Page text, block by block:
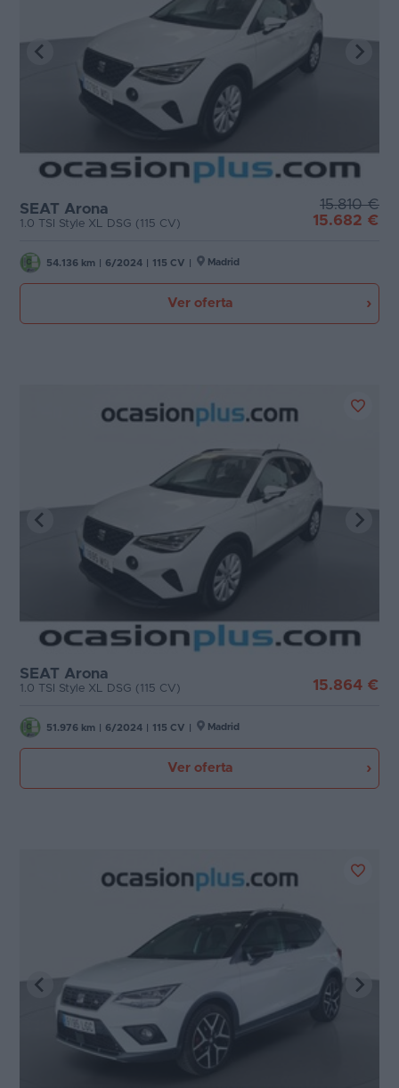
SEAT Arona
1.0 TSI Style XL DSG (115 CV)
15.810 €
15.682 €
54.136 km 6/2024 115 CV Madrid
Ver oferta
SEAT Arona
1.0 TSI Style XL DSG (115 CV) 15.864 €
51.976 km 6/2024 115 CV Madrid
Ver oferta